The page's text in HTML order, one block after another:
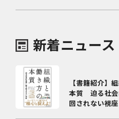
新着ニュース
【書籍紹介】
本質 迫る社会
回されない視座